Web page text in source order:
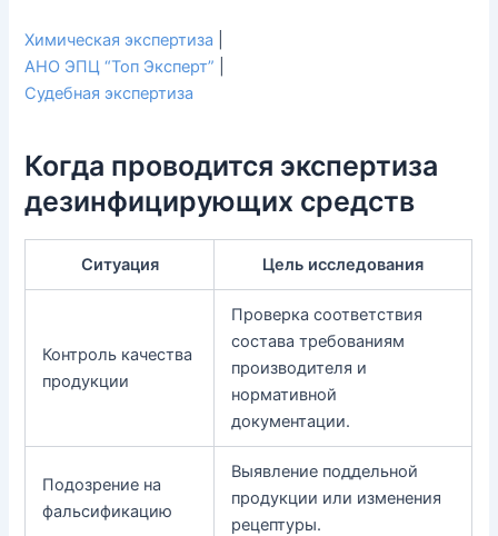
Химическая экспертиза
АНО ЭПЦ “Топ Эксперт”
Судебная экспертиза
Когда проводится экспертиза
дезинфицирующих средств
Ситуация Цель исследования
Контроль качества
продукции
Проверка соответствия
состава требованиям
производителя и
нормативной
документации.
Подозрение на
фальсификацию
Выявление поддельной
продукции или изменения
рецептуры.